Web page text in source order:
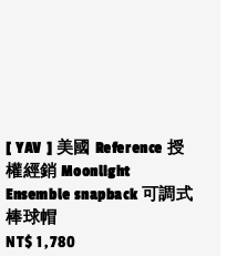
[ YAV ] 美國 Reference 授
權經銷 Moonlight
Ensemble snapback 可調式
棒球帽
Regular
NT$ 1,780